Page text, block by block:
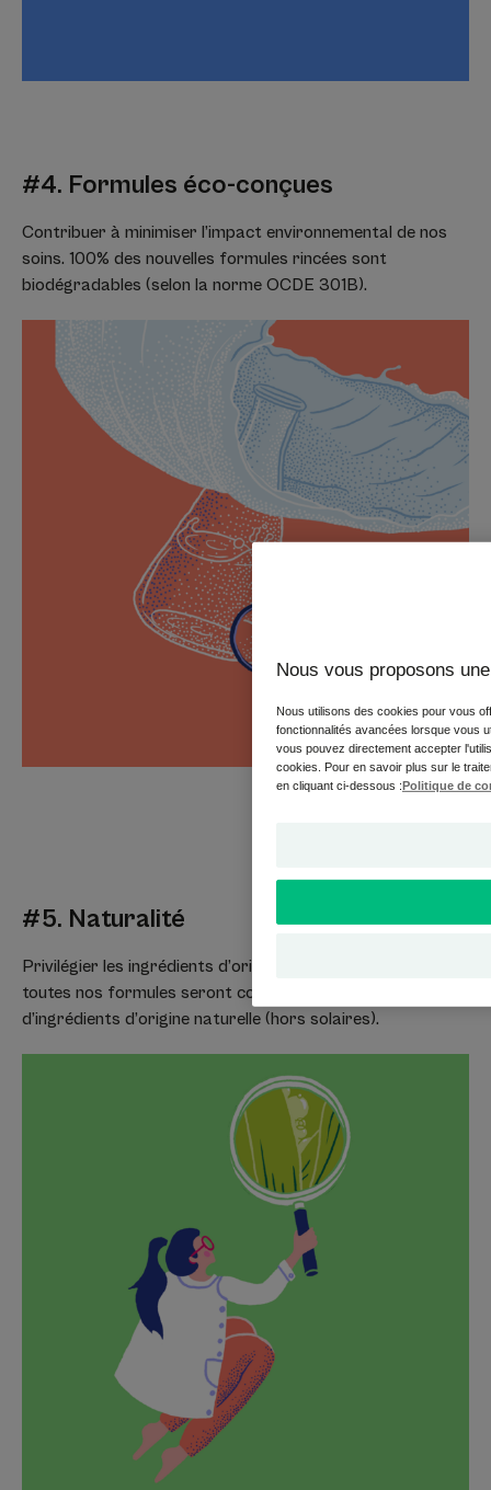
#4. Formules éco-conçues
Contribuer à minimiser l’impact environnemental de nos
soins. 100% des nouvelles formules rincées sont
biodégradables (selon la norme OCDE 301B).
#5. Naturalité
Privilégier les ingrédients d’origine naturelle. En 2025,
toutes nos formules seront conçues avec plus de 90%
d’ingrédients d’origine naturelle (hors solaires).
Nous vous proposons
Nous utilisons des cookies pour vous
fonctionnalités avancées lorsque vous
vous pouvez directement accepter
cookies. Pour en savoir plus sur le
en cliquant ci-dessous :Politique de